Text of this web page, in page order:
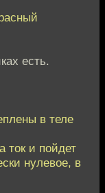
есть.
в теле
ток и пойдет
нулевое, в